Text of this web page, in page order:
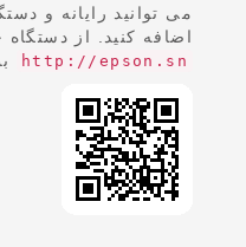
می توانید رایانه و
اضافه کنید. از
http://epson.sn